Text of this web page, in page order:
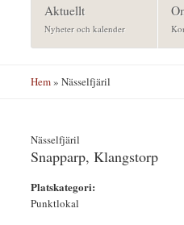
Aktuellt
Nyheter och kalender
Hem» Nässelfjäril
Nässelfjäril
Snapparp, Klangstorp
Platskategori:
Punktlokal